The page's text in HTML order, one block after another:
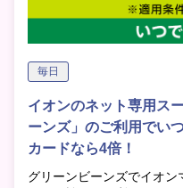
毎日
イオンのネット専用ス
ーンズ」のご利用でい
カードなら4倍！
グリーンビーンズでイオン